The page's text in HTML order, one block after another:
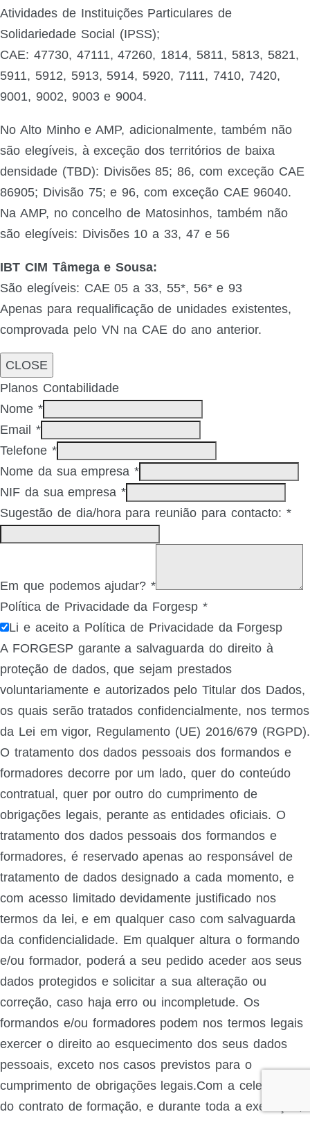
Atividades de Instituições Particulares de
Solidariedade Social (IPSS);
CAE: 47730, 47111, 47260, 1814, 5811, 5813, 5821,
5911, 5912, 5913, 5914, 5920, 7111, 7410, 7420,
9001, 9002, 9003 e 9004.
No Alto Minho e AMP, adicionalmente, também não
são elegíveis, à exceção dos territórios de baixa
densidade (TBD): Divisões 85; 86, com exceção CAE
86905; Divisão 75; e 96, com exceção CAE 96040.
Na AMP, no concelho de Matosinhos, também não
são elegíveis: Divisões 10 a 33, 47 e 56
IBT CIM Tâmega e Sousa:
São elegíveis: CAE 05 a 33, 55*, 56* e 93
Apenas para requalificação de unidades existentes,
comprovada pelo VN na CAE do ano anterior.
CLOSE
Planos Contabilidade
Nome *
Email *
Telefone *
Nome da sua empresa*
NIF da sua empresa*
Sugestão de dia/hora para reunião para contacto: *
Em que podemos ajudar?*
Política de Privacidade da Forgesp *
Li e aceito a Política de Privacidade da Forgesp
A FORGESP garante a salvaguarda do direito à
proteção de dados, que sejam prestados
voluntariamente e autorizados pelo Titular dos Dados,
os quais serão tratados confidencialmente, nos termos
da Lei em vigor, Regulamento (UE) 2016/679 (RGPD).
O tratamento dos dados pessoais dos formandos e
formadores decorre por um lado, quer do conteúdo
contratual, quer por outro do cumprimento de
obrigações legais, perante as entidades oficiais. O
tratamento dos dados pessoais dos formandos e
formadores, é reservado apenas ao responsável de
tratamento de dados designado a cada momento, e
com acesso limitado devidamente justificado nos
termos da lei, e em qualquer caso com salvaguarda
da confidencialidade. Em qualquer altura o formando
e/ou formador, poderá a seu pedido aceder aos seus
dados protegidos e solicitar a sua alteração ou
correção, caso haja erro ou incompletude. Os
formandos e/ou formadores podem nos termos legais
exercer o direito ao esquecimento dos seus dados
pessoais, exceto nos casos previstos para o
cumprimento de obrigações legais.Com a celebração
do contrato de formação, e durante toda a execução,